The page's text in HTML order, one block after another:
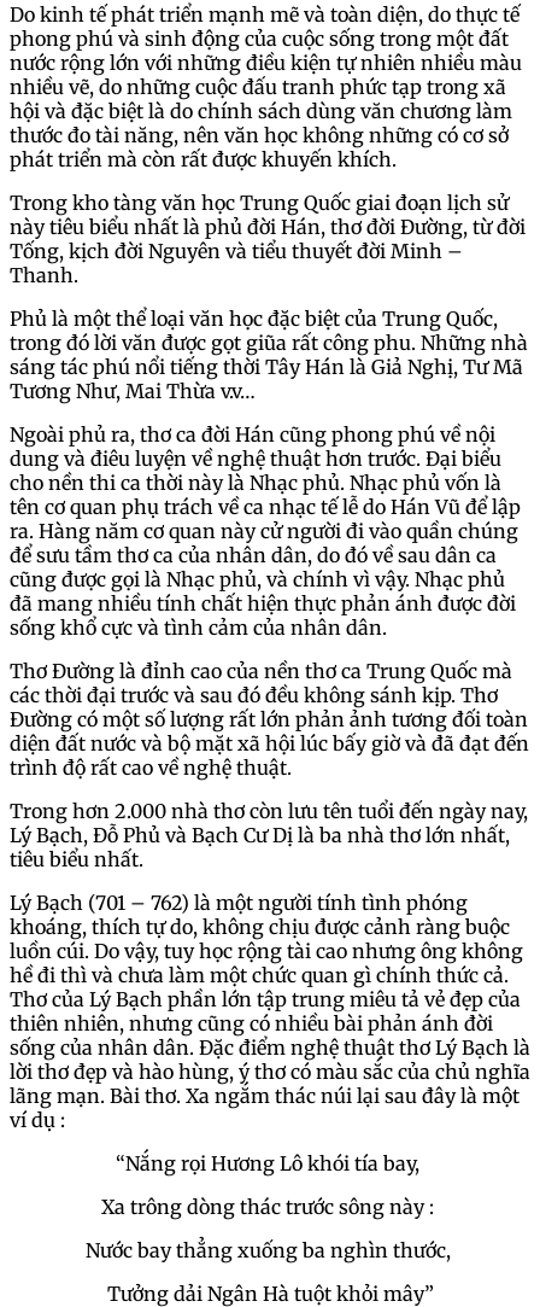
Do kinh tế phát triển mạnh mẽ và toàn diện, do thực tế
phong phú và sinh động của cuộc sống trong một đất
nước rộng lớn với những điều kiện tự nhiên nhiều màu
nhiều vẽ, do những cuộc đấu tranh phức tạp trong xã
hội và đặc biệt là do chính sách dùng văn chương làm
thước đo tài năng, nên văn học không những có cơ sở
phát triển mà còn rất được khuyến khích.
Trong kho tàng văn học Trung Quốc giai đoạn lịch sử
này tiêu biểu nhất là phủ đời Hán, thơ đời Đường, từ đời
Tống, kịch đời Nguyên và tiểu thuyết đời Minh –
Thanh.
Phủ là một thể loại văn học đặc biệt của Trung Quốc,
trong đó lời văn được gọt giũa rất công phu. Những nhà
sáng tác phú nổi tiếng thời Tây Hán là Giả Nghị, Tư Mã
Tương Như, Mai Thừa v.v…
Ngoài phủ ra, thơ ca đời Hán cũng phong phú về nội
dung và điêu luyện về nghệ thuật hơn trước. Đại biểu
cho nền thi ca thời này là Nhạc phủ. Nhạc phủ vốn là
tên cơ quan phụ trách về ca nhạc tế lễ do Hán Vũ để lập
ra. Hàng năm cơ quan này cử người đi vào quần chúng
để sưu tầm thơ ca của nhân dân, do đó về sau dân ca
cũng được gọi là Nhạc phủ, và chính vì vậy. Nhạc phủ
đã mang nhiều tính chất hiện thực phản ánh được đời
sống khổ cực và tình cảm của nhân dân.
Thơ Đường là đỉnh cao của nền thơ ca Trung Quốc mà
các thời đại trước và sau đó đều không sánh kịp. Thơ
Đường có một số lượng rất lớn phản ảnh tương đối toàn
diện đất nước và bộ mặt xã hội lúc bấy giờ và đã đạt đến
trình độ rất cao về nghệ thuật.
Trong hơn 2.000 nhà thơ còn lưu tên tuổi đến ngày nay,
Lý Bạch, Đỗ Phủ và Bạch Cư Dị là ba nhà thơ lớn nhất,
tiêu biểu nhất.
Lý Bạch (701 – 762) là một người tính tình phóng
khoáng, thích tự do, không chịu được cảnh ràng buộc
luồn cúi. Do vậy, tuy học rộng tài cao nhưng ông không
hề đi thì và chưa làm một chức quan gì chính thức cả.
Thơ của Lý Bạch phần lớn tập trung miêu tả vẻ đẹp của
thiên nhiên, nhưng cũng có nhiều bài phản ánh đời
sống của nhân dân. Đặc điểm nghệ thuật thơ Lý Bạch là
lời thơ đẹp và hào hùng, ý thơ có màu sắc của chủ nghĩa
lãng mạn. Bài thơ. Xa ngắm thác núi lại sau đây là một
ví dụ :
“Nắng rọi Hương Lô khói tía bay,
Xa trông dòng thác trước sông này :
Nước bay thẳng xuống ba nghìn thước,
Tưởng dải Ngân Hà tuột khỏi mây”